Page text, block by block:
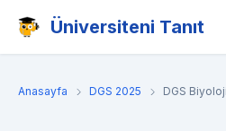
Üniversiteni Tanıt
Anasayfa DGS 2025 DGS